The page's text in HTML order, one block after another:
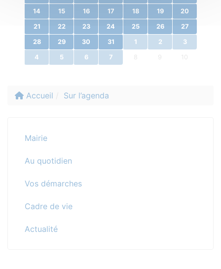
14 15 16 17 18 19 20
21 22 23 24 25 26 27
28 29 30 31 1 2 3
4 5 6 7 8 9 10
Accueil Sur l’agenda
Mairie
Au quotidien
Vos démarches
Cadre de vie
Actualité